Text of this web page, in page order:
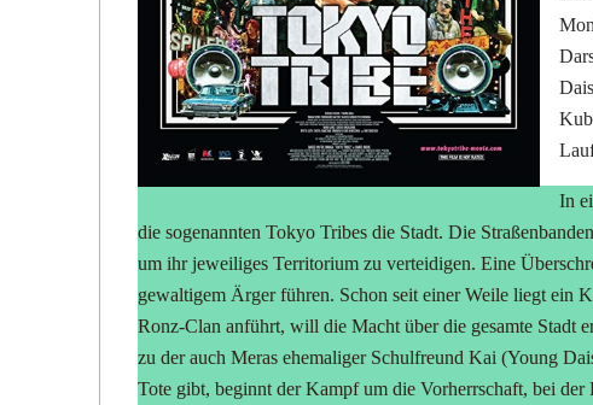
In
die sogenannten Tokyo Tribes die Stadt. Die
um ihr jeweiliges Territorium zu verteidigen. Eine
gewaltigem Ärger führen. Schon seit einer Weile liegt ein
Ronz-Clan anführt, will die Macht über die gesamte Stadt
zu der auch Meras ehemaliger Schulfreund Kai (Young
Tote gibt, beginnt der Kampf um die Vorherrschaft, bei